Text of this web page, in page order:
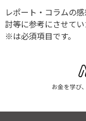
レポート・コラムの
討等に参考にさせてい
※は必須項目です。
お金を学び